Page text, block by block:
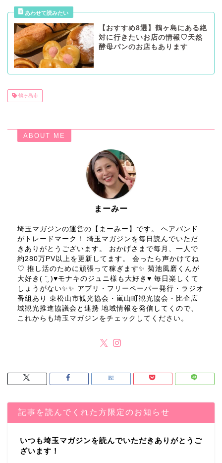
【おすすめ8選】鶴ヶ島にある絶
対に行きたいお店の情報♡天然
酵母パンのお店もあります
鶴ヶ島市
ABOUT ME
まーみー
埼玉マガジンの運営の【まーみー】です。 ヘアバンド
がトレードマーク！ 埼玉マガジンを毎日読んでいただ
きありがとうございます。 おかげさまで毎月、一人で
約280万PV以上を更新してます。 会ったら声かけてね
♡ 推し活のために頑張って稼ぎます✨ 菊池風磨くんが
大好き( ¨̮ )♥モナキのジュニ様も大好き♥ 毎日楽しくて
しょうがない✨✨ アプリ・フリーペーパー発行・ラジオ
番組あり 東松山市観光協会・嵐山町観光協会・比企広
域観光推進協議会と連携 地域情報を発信してくので、
これからも埼玉マガジンをチェックしてください。
記事を読んでくれた方限定のお知らせ
いつも埼玉マガジンを読んでいただきありがとうご
ざいます！